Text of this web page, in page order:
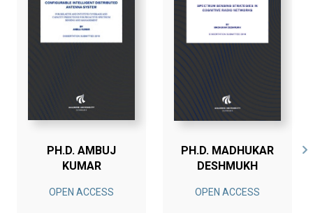
PH.D. AMBUJ
KUMAR
OPEN ACCESS
PH.D. MADHUKAR
DESHMUKH
OPEN ACCESS